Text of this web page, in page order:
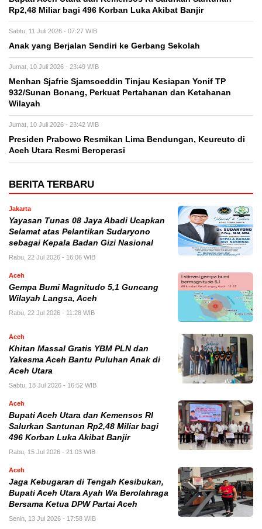
Rp2,48 Miliar bagi 496 Korban Luka Akibat Banjir
Sabtu, 11 Juli 2026 - 07:27 WIB
Anak yang Berjalan Sendiri ke Gerbang Sekolah
Jumat, 10 Juli 2026 - 23:49 WIB
Menhan Sjafrie Sjamsoeddin Tinjau Kesiapan Yonif TP
932/Sunan Bonang, Perkuat Pertahanan dan Ketahanan
Wilayah
Jumat, 10 Juli 2026 - 23:42 WIB
Presiden Prabowo Resmikan Lima Bendungan, Keureuto di
Aceh Utara Resmi Beroperasi
BERITA TERBARU
Jakarta
Yayasan Tunas 08 Jaya Abadi Ucapkan
Selamat atas Pelantikan Sudaryono
sebagai Kepala Badan Gizi Nasional
Rabu, 22 Jul 2026 - 16:06 WIB
Aceh
Gempa Bumi Magnitudo 5,1 Guncang
Wilayah Langsa, Aceh
Rabu, 22 Jul 2026 - 11:28 WIB
Aceh
Khitan Massal Gratis YBM PLN dan
Yakesma Aceh Bantu Puluhan Anak di
Aceh Utara
Sabtu, 18 Jul 2026 - 16:52 WIB
Aceh
Bupati Aceh Utara dan Kemensos RI
Salurkan Santunan Rp2,48 Miliar bagi
496 Korban Luka Akibat Banjir
Rabu, 15 Jul 2026 - 21:03 WIB
Aceh
Jaga Kebugaran di Tengah Kesibukan,
Bupati Aceh Utara Ayah Wa Berolahraga
Bersama Ketua DPW Partai Aceh
Senin, 13 Jul 2026 - 17:58 WIB